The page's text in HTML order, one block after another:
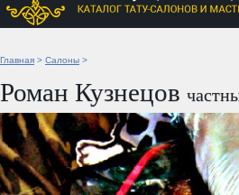
Главная > Салоны >
Роман Кузнецов